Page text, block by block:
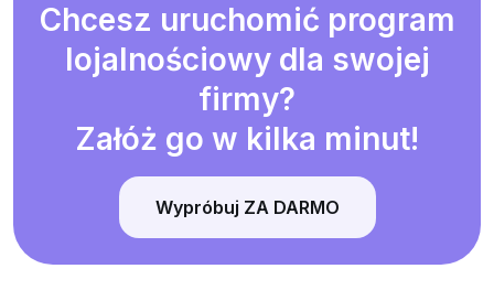
Chcesz uruchomić program
lojalnościowy dla swojej
firmy?
Załóż go w kilka minut!
Wypróbuj ZA DARMO